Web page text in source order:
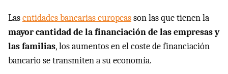
Lasentidades bancarias europeasson las que tienen la
mayor cantidad de la financiación de las empresas y
las familias, los aumentos en el coste de financiación
bancario se transmiten a su economía.